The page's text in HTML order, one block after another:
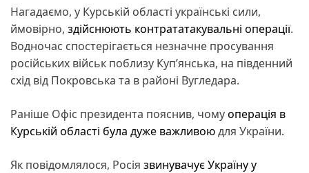
Нагадаємо, у Курській області українські сили,
ймовірно, здійснюють контрататакувальні операції.
Водночас спостерігається незначне просування
російських військ поблизу Куп’янська, на південний
схід від Покровська та в районі Вугледара.
Раніше Офіс президента пояснив, чомуоперація в
Курській області була дуже важливоюдля України.
Як повідомлялося, Росія звинувачує Україну у